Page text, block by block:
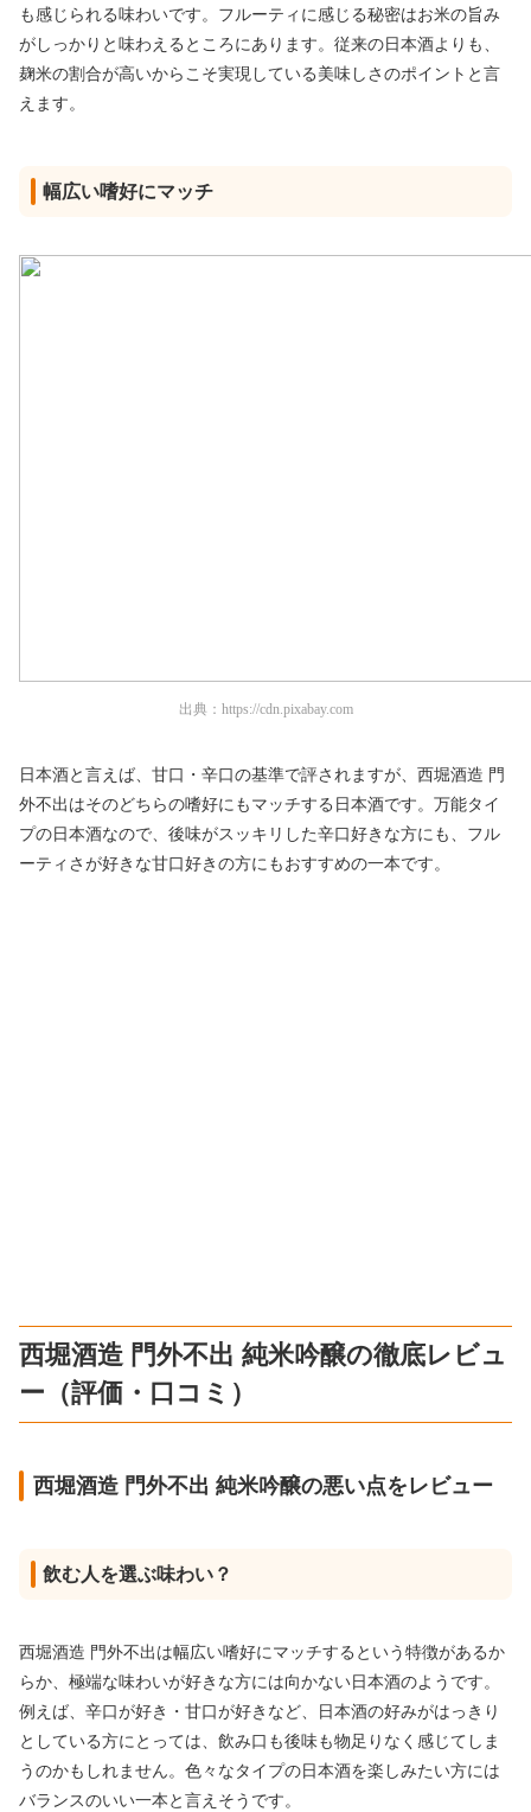
も感じられる味わいです。フルーティに感じる秘密はお米の旨み
がしっかりと味わえるところにあります。従来の日本酒よりも、
麹米の割合が高いからこそ実現している美味しさのポイントと言
えます。
幅広い嗜好にマッチ
出典： https://cdn.pixabay.com
日本酒と言えば、甘口・辛口の基準で評されますが、西堀酒造 門
外不出はそのどちらの嗜好にもマッチする日本酒です。万能タイ
プの日本酒なので、後味がスッキリした辛口好きな方にも、フル
ーティさが好きな甘口好きの方にもおすすめの一本です。
西堀酒造 門外不出 純米吟醸の徹底レビュ
ー（評価・口コミ）
西堀酒造 門外不出 純米吟醸の悪い点をレビュー
飲む人を選ぶ味わい？
西堀酒造 門外不出は幅広い嗜好にマッチするという特徴があるか
らか、極端な味わいが好きな方には向かない日本酒のようです。
例えば、辛口が好き・甘口が好きなど、日本酒の好みがはっきり
としている方にとっては、飲み口も後味も物足りなく感じてしま
うのかもしれません。色々なタイプの日本酒を楽しみたい方には
バランスのいい一本と言えそうです。